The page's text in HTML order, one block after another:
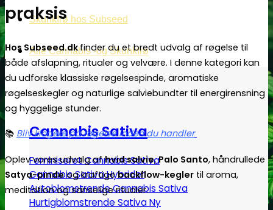
Skunkfrø hos Subseed
Alle Cannabis -og Skunkfrø
Cannabis Sativa
Feminiseret Cannabis Sativa
Cannabis Sativa Hybrider
Autoblomstrende Cannabis Sativa
Hurtigblomstrende Sativa
praksis
Hos Subseed.dkfinder du et bredt udvalg af røgelse til
både afslapning, ritualer og velvære. I denne kategori kan
du udforske klassiske røgelsespinde, aromatiske
røgelseskegler og naturlige salviebundter til energirensning
og hyggelige stunder.
📚 Bliv klogere på røgelse inden du handler
Oplev vores udvalg afhvid salvie,Palo Santo, håndrullede
Satya-pindeog kraftigebackflow-kegler til aroma,
meditation og sanselige ritualer.